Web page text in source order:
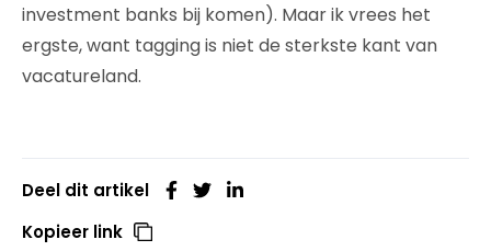
investment banks bij komen). Maar ik vrees het
ergste, want tagging is niet de sterkste kant van
vacatureland.
Deel dit artikel
Kopieer link